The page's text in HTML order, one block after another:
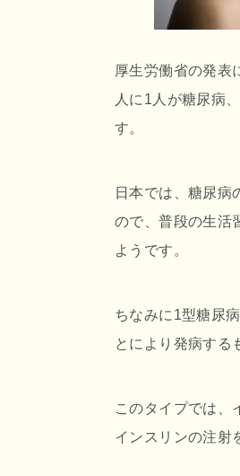
厚生労働省の発表
人に1人が糖尿病
す。
日本では、糖尿病
ので、普段の生活
ようです。
ちなみに1型糖尿
とにより発病する
このタイプでは、
インスリンの注射